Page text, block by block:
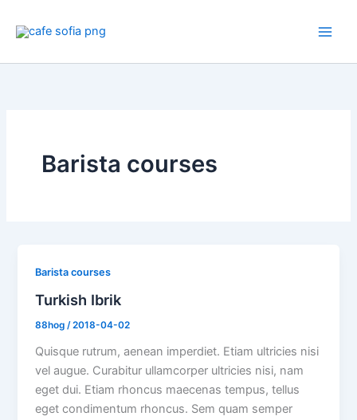
Barista courses
Barista courses
Turkish Ibrik
88hog/2018-04-02
Quisque rutrum, aenean imperdiet. Etiam ultricies nisi
vel augue. Curabitur ullamcorper ultricies nisi, nam
eget dui. Etiam rhoncus maecenas tempus, tellus
eget condimentum rhoncus. Sem quam semper